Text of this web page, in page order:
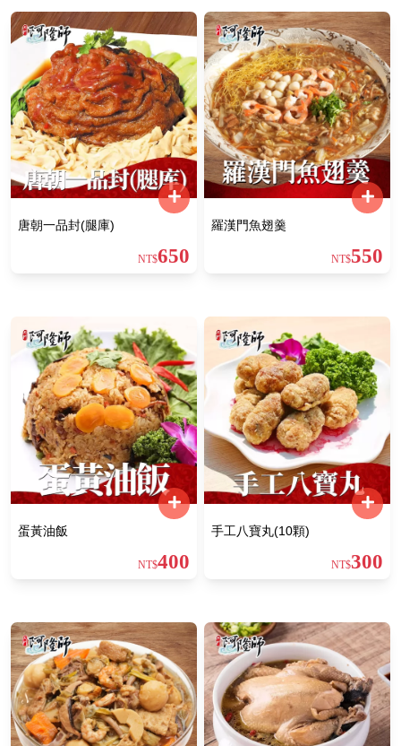
唐朝一品封(腿庫)
NT$650
羅漢門魚翅羹
NT$550
蛋黃油飯
NT$400
手工八寶丸(10顆)
NT$300